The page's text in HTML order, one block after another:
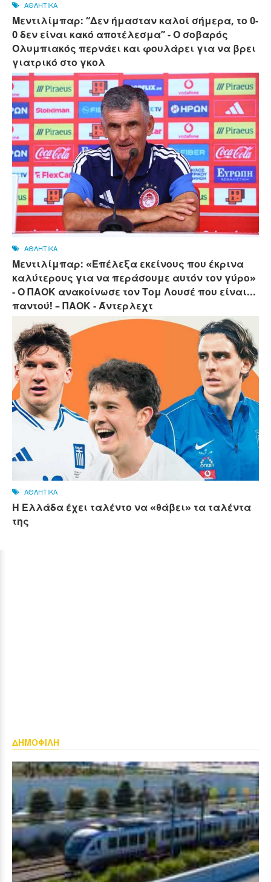
ΑΘΛΗΤΙΚΑ
Μεντιλίμπαρ: “Δεν ήμασταν καλοί σήμερα, το 0-
0 δεν είναι κακό αποτέλεσμα” - Ο σοβαρός
Ολυμπιακός περνάει και φουλάρει για να βρει
γιατρικό στο γκολ
ΑΘΛΗΤΙΚΑ
Μεντιλίμπαρ: «Επέλεξα εκείνους που έκρινα
καλύτερους για να περάσουμε αυτόν τον γύρο»
- Ο ΠΑΟΚ ανακοίνωσε τον Τομ Λουσέ που είναι...
παντού! – ΠΑΟΚ - Άντερλεχτ
ΑΘΛΗΤΙΚΑ
Η Ελλάδα έχει ταλέντο να «θάβει» τα ταλέντα
της
ΔΗΜΟΦΙΛΗ